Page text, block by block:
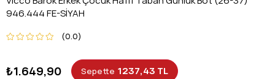
946.444 FE-SİYAH
0.0
₺1.649,90 Sepette 1237,43 TL